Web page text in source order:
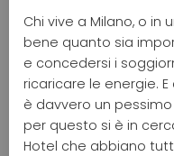
Chi vive a Milano, o
bene quanto sia
e concedersi i
ricaricare le energie.
è davvero un
per questo si è in
Hotel che abbiano